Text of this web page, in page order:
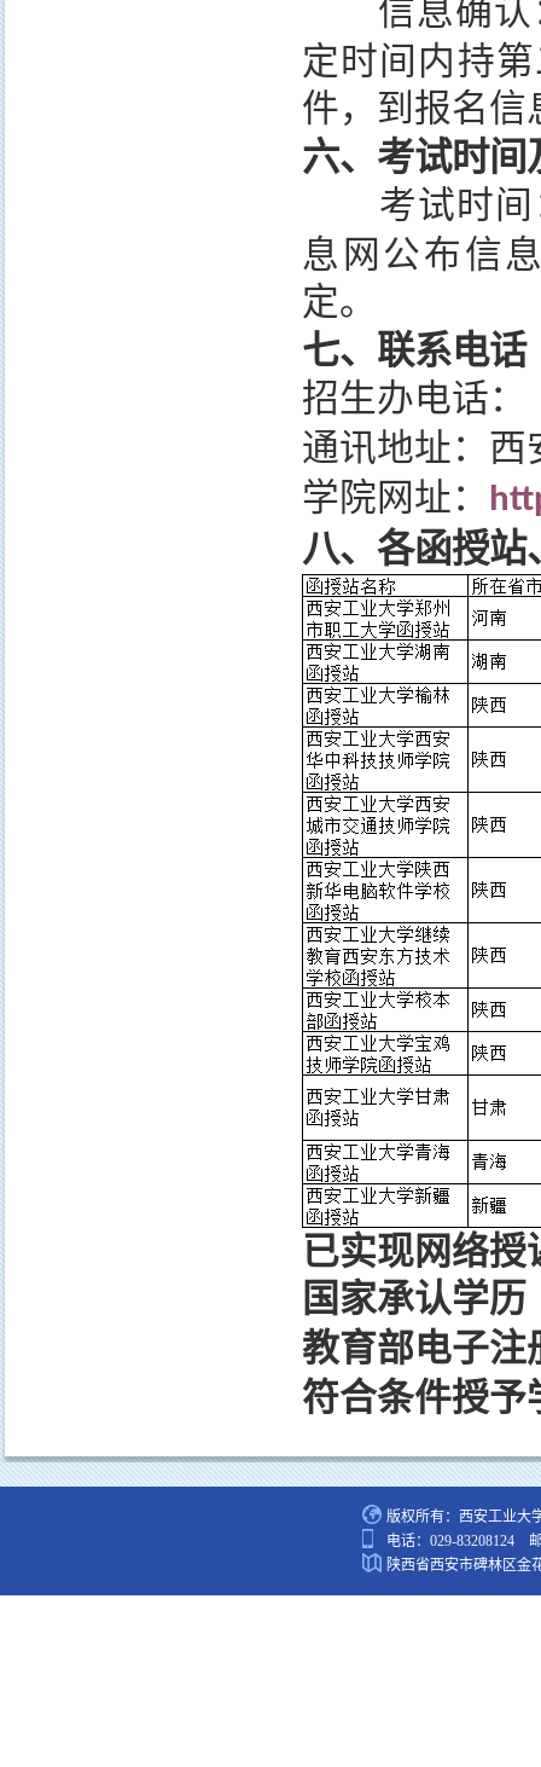
信息确认
定时间内持
件，到报名信
六、考试时间
考试时
息网公布信
定。
七、联系电话
招生办电话：
通讯地址：西
学院网址：
八、各函授站
已实现网络授
国家承认学历
教育部电子注
符合条件授予
版权所有：西安工业大
电话：029-83208124
陕西省西安市碑林区金